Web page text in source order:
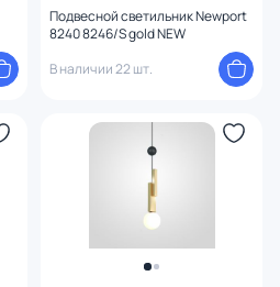
Подвесной светильник Newport
8240 8246/S gold NEW
В наличии 22 шт.